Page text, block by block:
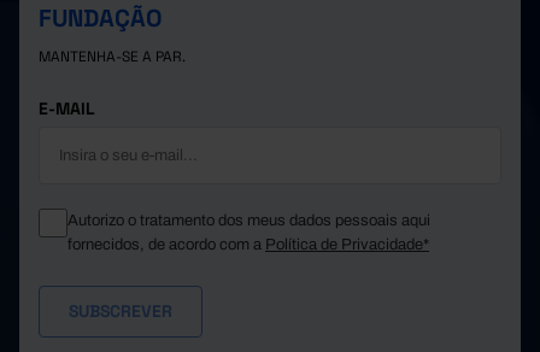
FUNDAÇÃO
MANTENHA-SE A PAR.
E-MAIL
Autorizo o tratamento dos meus dados pessoais aqui
fornecidos, de acordo com a Política de Privacidade*